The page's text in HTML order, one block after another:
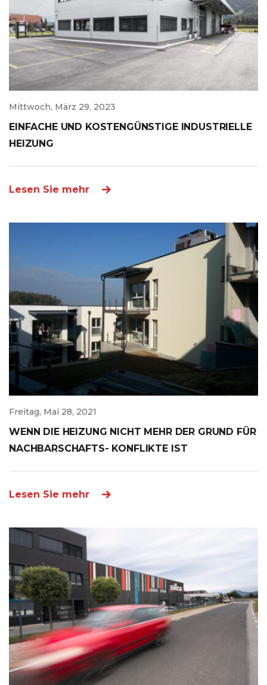
Mittwoch, März 29, 2023
EINFACHE UND KOSTENGÜNSTIGE INDUSTRIELLE
HEIZUNG
Lesen Sie mehr
Freitag, Mai 28, 2021
WENN DIE HEIZUNG NICHT MEHR DER GRUND FÜR
NACHBARSCHAFTS- KONFLIKTE IST
Lesen Sie mehr